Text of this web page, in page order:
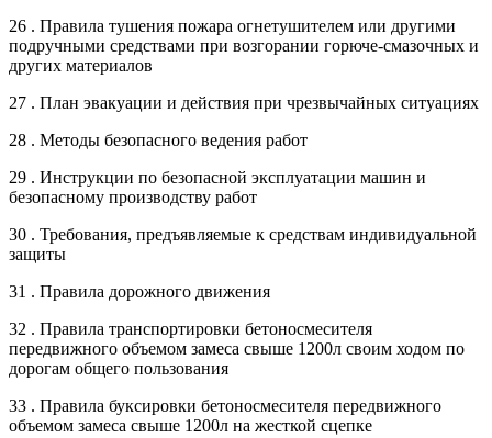
26 . Правила тушения пожара огнетушителем или другими
подручными средствами при возгорании горюче-смазочных и
других материалов
27 . План эвакуации и действия при чрезвычайных ситуациях
28 . Методы безопасного ведения работ
29 . Инструкции по безопасной эксплуатации машин и
безопасному производству работ
30 . Требования, предъявляемые к средствам индивидуальной
защиты
31 . Правила дорожного движения
32 . Правила транспортировки бетоносмесителя
передвижного объемом замеса свыше 1200л своим ходом по
дорогам общего пользования
33 . Правила буксировки бетоносмесителя передвижного
объемом замеса свыше 1200л на жесткой сцепке